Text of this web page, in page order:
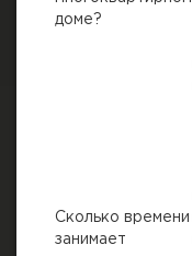
доме?
Сколько времени
занимает